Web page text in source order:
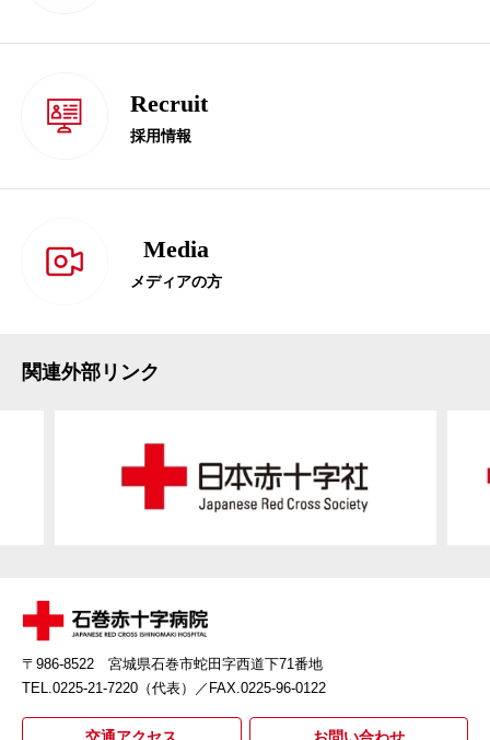
Recruit
採用情報
Media
メディアの方
関連外部リンク
〒986-8522 宮城県石巻市蛇田字西道下71番地
TEL.0225-21-7220（代表）
／FAX.0225-96-0122
交通アクセス お問い合わせ